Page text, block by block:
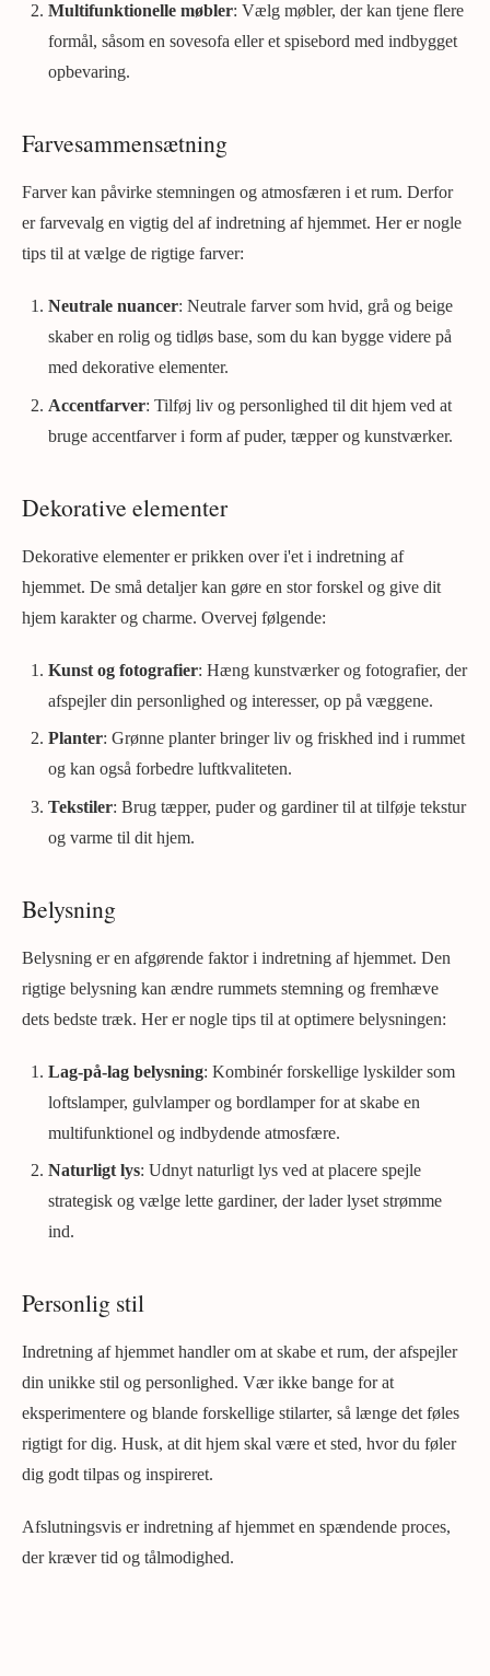
Multifunktionelle møbler: Vælg møbler, der kan tjene flere
formål, såsom en sovesofa eller et spisebord med indbygget
opbevaring.
Farvesammensætning
Farver kan påvirke stemningen og atmosfæren i et rum. Derfor
er farvevalg en vigtig del af indretning af hjemmet. Her er nogle
tips til at vælge de rigtige farver:
Neutrale nuancer: Neutrale farver som hvid, grå og beige
skaber en rolig og tidløs base, som du kan bygge videre på
med dekorative elementer.
Accentfarver: Tilføj liv og personlighed til dit hjem ved at
bruge accentfarver i form af puder, tæpper og kunstværker.
Dekorative elementer
Dekorative elementer er prikken over i'et i indretning af
hjemmet. De små detaljer kan gøre en stor forskel og give dit
hjem karakter og charme. Overvej følgende:
Kunst og fotografier: Hæng kunstværker og fotografier, der
afspejler din personlighed og interesser, op på væggene.
Planter: Grønne planter bringer liv og friskhed ind i rummet
og kan også forbedre luftkvaliteten.
Tekstiler: Brug tæpper, puder og gardiner til at tilføje tekstur
og varme til dit hjem.
Belysning
Belysning er en afgørende faktor i indretning af hjemmet. Den
rigtige belysning kan ændre rummets stemning og fremhæve
dets bedste træk. Her er nogle tips til at optimere belysningen:
Lag-på-lag belysning: Kombinér forskellige lyskilder som
loftslamper, gulvlamper og bordlamper for at skabe en
multifunktionel og indbydende atmosfære.
Naturligt lys: Udnyt naturligt lys ved at placere spejle
strategisk og vælge lette gardiner, der lader lyset strømme
ind.
Personlig stil
Indretning af hjemmet handler om at skabe et rum, der afspejler
din unikke stil og personlighed. Vær ikke bange for at
eksperimentere og blande forskellige stilarter, så længe det føles
rigtigt for dig. Husk, at dit hjem skal være et sted, hvor du føler
dig godt tilpas og inspireret.
Afslutningsvis er indretning af hjemmet en spændende proces,
der kræver tid og tålmodighed.